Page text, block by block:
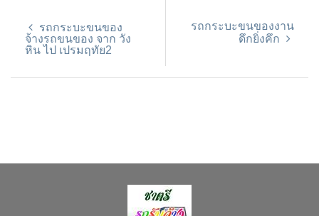
รถกระบะขนของ
จ้างรถขนของ จาก วัง
หิน ไป เปรมฤทัย2
รถกระบะขนของงาน
ดึกยิ่งคึก